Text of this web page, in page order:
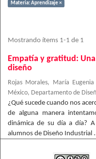
Materia: Aprendizaje ×
Mostrando ítems 1-1 de 1
Empatía y gratitud:
diseño
Rojas Morales, María Eugenia
México, Departamento de
¿Qué sucede cuando nos
de alguna manera
dinámica de su día a día?
alumnos de Diseño Industrial